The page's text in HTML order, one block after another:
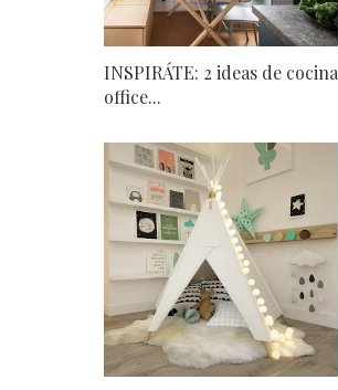
INSPIRÁTE: 2 ideas de cocina
office...